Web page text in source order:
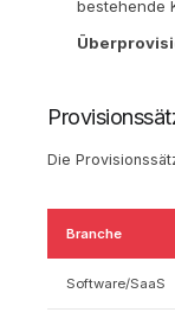
bestehende
Die
Branche
Software/SaaS